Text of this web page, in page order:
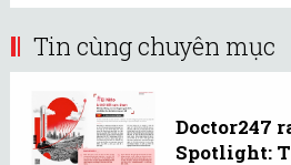
Tin cùng chuyên mục
Doctor247
Spotlight: